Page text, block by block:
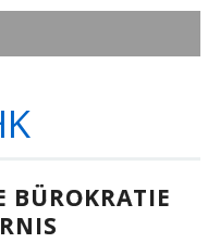
BÜROKRATIE